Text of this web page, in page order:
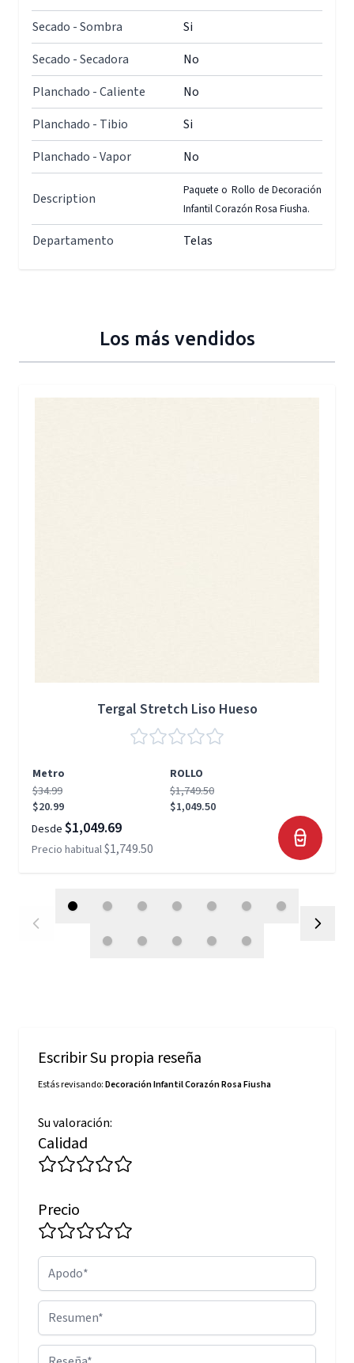
Secado - Sombra
Si
Secado - Secadora
No
Planchado - Caliente
No
Planchado - Tibio
Si
Planchado - Vapor
No
Description
Paquete o Rollo de Decoración
Infantil Corazón Rosa Fiusha.
Departamento Telas
Los más vendidos
Tergal Stretch Liso Hueso
Metro
ROLLO
$34.99
$20.99
$1,749.50
$1,049.50
Desde $1,049.69
Precio habitual$1,749.50
Escribir Su propia reseña
Estás revisando:Decoración Infantil Corazón Rosa Fiusha
Su valoración:
Calidad
Precio
Apodo
Resumen
Reseña